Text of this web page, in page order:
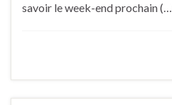
savoir le week-end prochain